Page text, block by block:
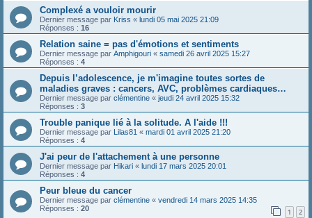
Complexé a vouloir mourir
Dernier message par Kriss « lundi 05 mai 2025 21:09
Réponses : 16
Relation saine = pas d'émotions et sentiments
Dernier message par Amphigouri « samedi 26 avril 2025 15:27
Réponses : 4
Depuis l’adolescence, je m'imagine toutes sortes de
maladies graves : cancers, AVC, problèmes cardiaques…
Dernier message par clémentine « jeudi 24 avril 2025 15:32
Réponses : 3
Trouble panique lié à la solitude. A l'aide !!!
Dernier message par Lilas81 « mardi 01 avril 2025 21:20
Réponses : 4
J'ai peur de l'attachement à une personne
Dernier message par Hikari « lundi 17 mars 2025 20:01
Réponses : 4
Peur bleue du cancer
Dernier message par clémentine « vendredi 14 mars 2025 14:35
Réponses : 20 1 2